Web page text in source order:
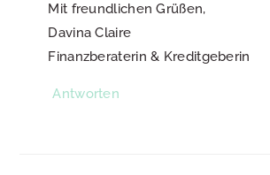
Mit freundlichen Grüßen,
Davina Claire
Finanzberaterin & Kreditgeberin
Antworten